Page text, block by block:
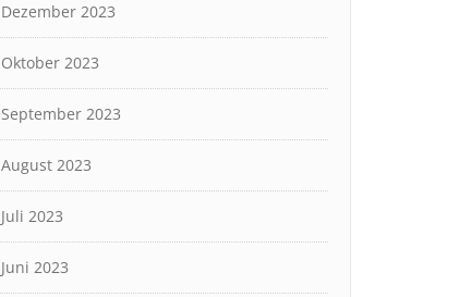
Dezember 2023
Oktober 2023
September 2023
August 2023
Juli 2023
Juni 2023